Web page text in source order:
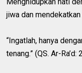
Menghidupkan hati
jiwa dan
“Ingatlah, hanya
tenang.” (QS. Ar-Ra’d: